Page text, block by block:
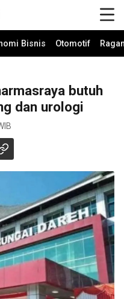
Bisnis Otomotif
butuh
dan urologi